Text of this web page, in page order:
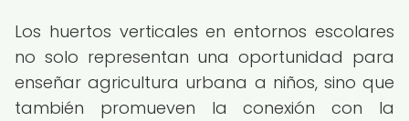
Los huertos verticales en entornos escolares
no solo representan una oportunidad para
enseñar agricultura urbana a niños, sino que
también promueven la conexión con la